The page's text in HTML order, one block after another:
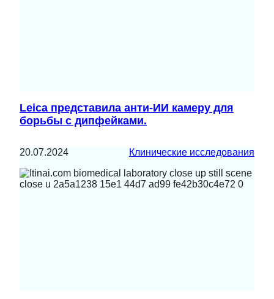
Leica представила анти-ИИ камеру для
борьбы с дипфейками.
20.07.2024 Клинические исследования